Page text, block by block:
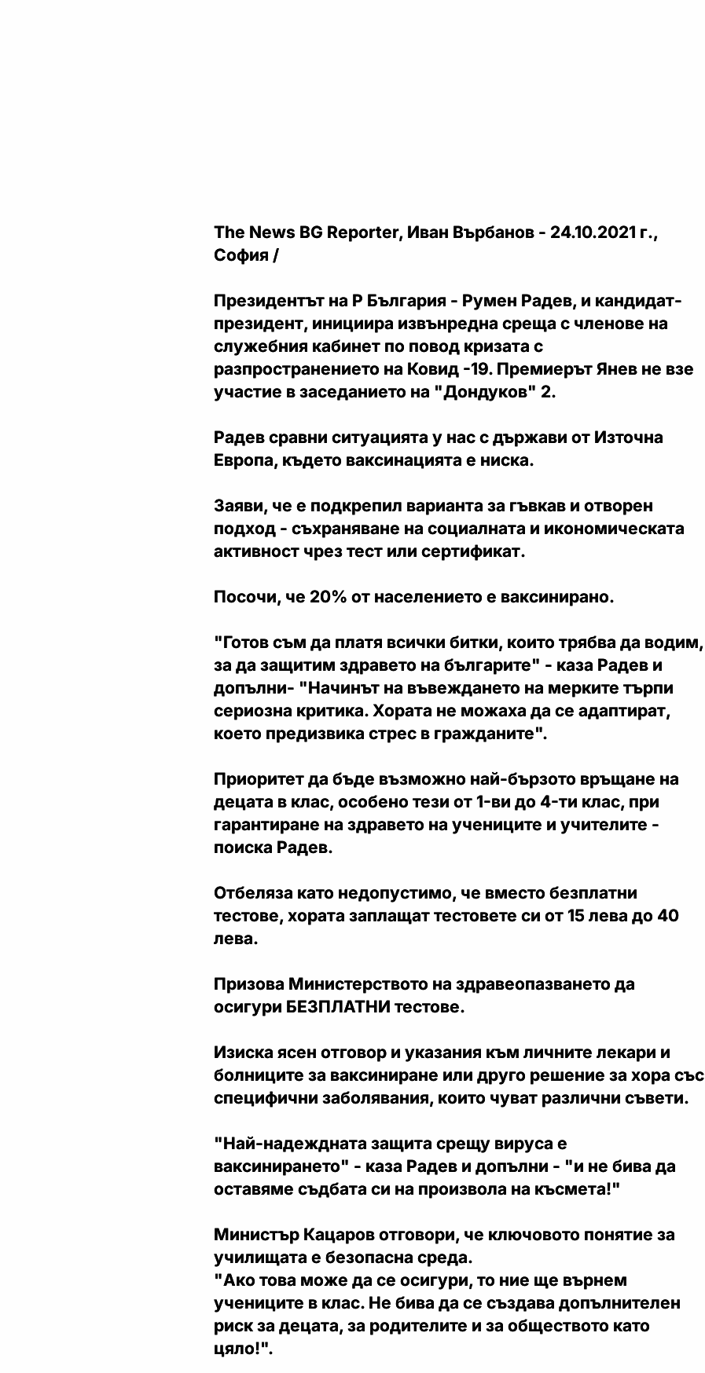
The News BG Reporter, Иван Върбанов - 24.10.2021 г.,
София /
Президентът на Р България - Румен Радев, и кандидат-
президент, инициира извънредна среща с членове на
служебния кабинет по повод кризата с
разпространението на Ковид -19. Премиерът Янев не взе
участие в заседанието на "Дондуков" 2.
Радев сравни ситуацията у нас с държави от Източна
Европа, където ваксинацията е ниска.
Заяви, че е подкрепил варианта за гъвкав и отворен
подход - съхраняване на социалната и икономическата
активност чрез тест или сертификат.
Посочи, че 20% от населението е ваксинирано.
"Готов съм да платя всички битки, които трябва да водим,
за да защитим здравето на българите" - каза Радев и
допълни- "Начинът на въвеждането на мерките търпи
сериозна критика. Хората не можаха да се адаптират,
което предизвика стрес в гражданите".
Приоритет да бъде възможно най-бързото връщане на
децата в клас, особено тези от 1-ви до 4-ти клас, при
гарантиране на здравето на учениците и учителите -
поиска Радев.
Отбеляза като недопустимо, че вместо безплатни
тестове, хората заплащат тестовете си от 15 лева до 40
лева.
Призова Министерството на здравеопазването да
осигури БЕЗПЛАТНИ тестове.
Изиска ясен отговор и указания към личните лекари и
болниците за ваксиниране или друго решение за хора със
специфични заболявания, които чуват различни съвети.
"Най-надеждната защита срещу вируса е
ваксинирането" - каза Радев и допълни - "и не бива да
оставяме съдбата си на произвола на късмета!"
Министър Кацаров отговори, че ключовото понятие за
училищата е безопасна среда.
"Ако това може да се осигури, то ние ще върнем
учениците в клас. Не бива да се създава допълнителен
риск за децата, за родителите и за обществото като
цяло!".